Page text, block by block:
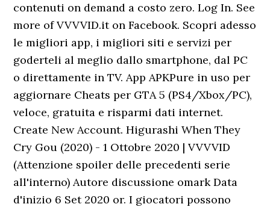
contenuti on demand a costo zero. Log In. See
more of VVVVID.it on Facebook. Scopri adesso
le migliori app, i migliori siti e servizi per
goderteli al meglio dallo smartphone, dal PC
o direttamente in TV. App APKPure in uso per
aggiornare Cheats per GTA 5 (PS4/Xbox/PC),
veloce, gratuita e risparmi dati internet.
Create New Account. Higurashi When They
Cry Gou (2020) - 1 Ottobre 2020 | VVVVID
(Attenzione spoiler delle precedenti serie
all'interno) Autore discussione omark Data
d'inizio 6 Set 2020 or. I giocatori possono